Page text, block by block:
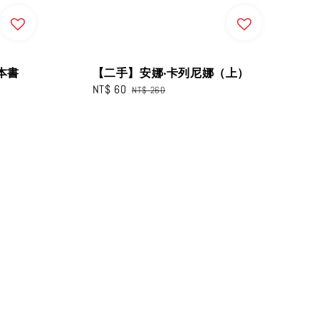
書
【二手】安娜‧卡列尼娜（上）
Sale
NT$ 60 Regular
NT$ 260